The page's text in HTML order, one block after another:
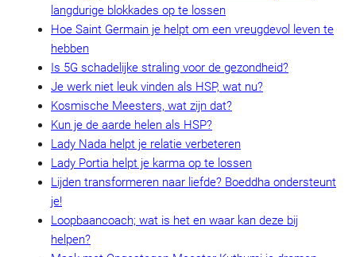
langdurige blokkades op te lossen
Hoe Saint Germain je helpt om een vreugdevol leven te
hebben
Is 5G schadelijke straling voor de gezondheid?
Je werk niet leuk vinden als HSP, wat nu?
Kosmische Meesters, wat zijn dat?
Kun je de aarde helen als HSP?
Lady Nada helpt je relatie verbeteren
Lady Portia helpt je karma op te lossen
Lijden transformeren naar liefde? Boeddha ondersteunt
je!
Loopbaancoach; wat is het en waar kan deze bij
helpen?